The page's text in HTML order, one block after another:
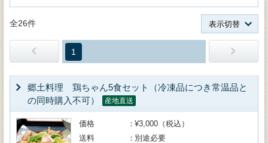
全26件 表示切替
1
郷土料理 鶏ちゃん5食セット（冷凍品につき常温品と
の同時購入不可）
産地直送
価格
¥3,000（税込）
送料
別途必要